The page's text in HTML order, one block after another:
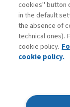
cookies" button
in the default
the absence of
technical ones).
cookie policy.
cookie policy.